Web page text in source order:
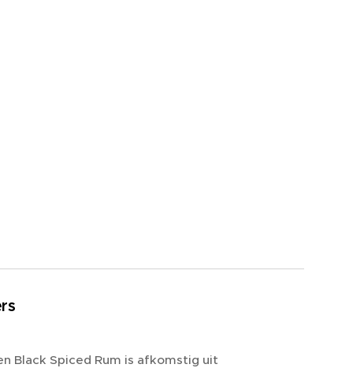
Black Spiced Rum is afkomstig uit